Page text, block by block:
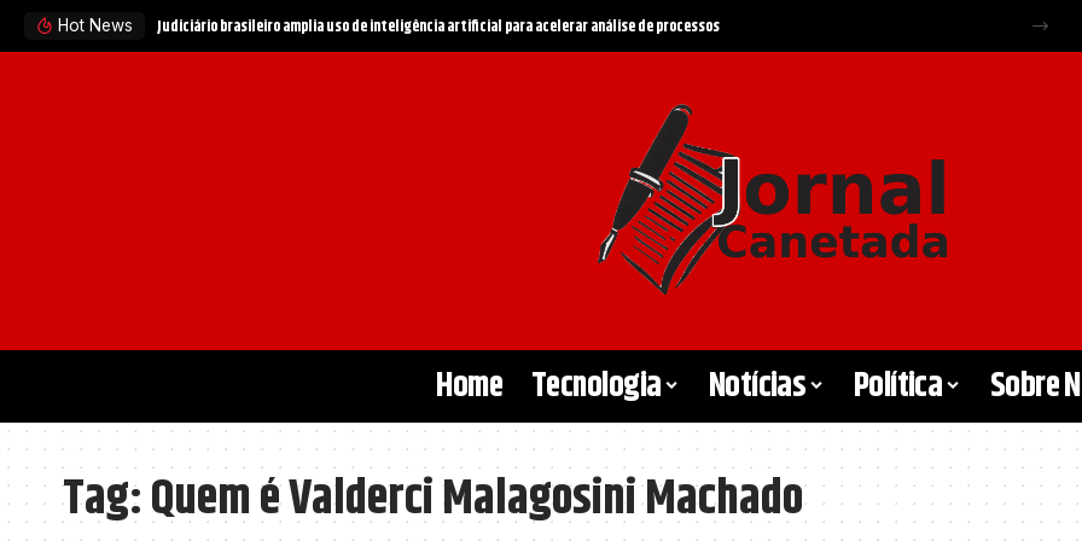
Hot News Judiciário brasileiro amplia uso de inteligência artificial para acelerar análise de processos
Home Tecnologia Notícias Política Sobre
Tag:Quem é Valderci Malagosini Machado